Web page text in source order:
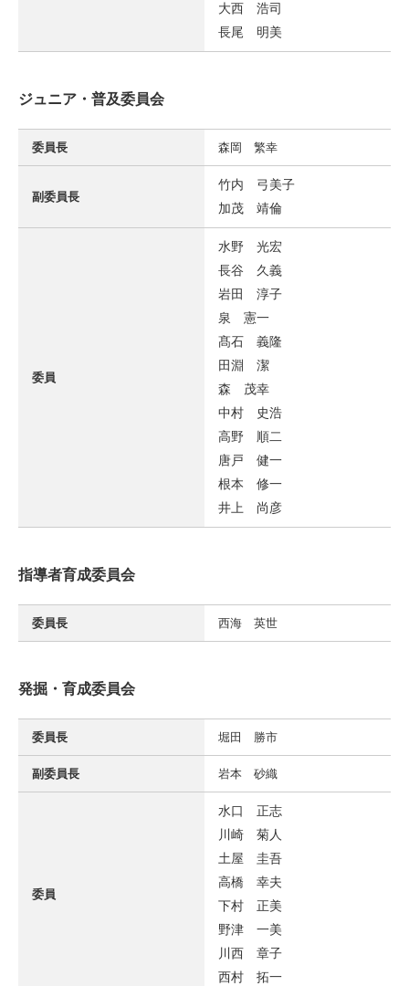
大西 浩司
長尾 明美
ジュニア・普及委員会
委員長 森岡 繁幸
副委員長
竹内 弓美子
加茂 靖倫
委員
水野 光宏
長谷 久義
岩田 淳子
泉 憲一
髙石 義隆
田淵 潔
森 茂幸
中村 史浩
高野 順二
唐戸 健一
根本 修一
井上 尚彦
指導者育成委員会
委員長 西海 英世
発掘・育成委員会
委員長 堀田 勝市
副委員長 岩本 砂織
委員
水口 正志
川崎 菊人
土屋 圭吾
高橋 幸夫
下村 正美
野津 一美
川西 章子
西村 拓一